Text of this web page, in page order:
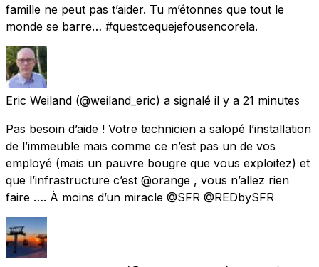
famille ne peut pas t’aider. Tu m’étonnes que tout le
monde se barre… #questcequejefousencorela.
Eric Weiland (@weiland_eric) a signalé il y a 21 minutes
Pas besoin d’aide ! Votre technicien a salopé l’installation
de l’immeuble mais comme ce n’est pas un de vos
employé (mais un pauvre bougre que vous exploitez) et
que l’infrastructure c’est @orange , vous n’allez rien
faire …. À moins d’un miracle @SFR @REDbySFR